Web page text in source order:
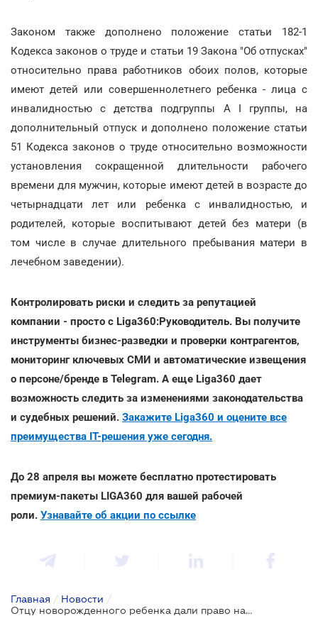
Законом также дополнено положение статьи 182-1
Кодекса законов о труде и статьи 19 Закона "Об отпусках"
относительно права работников обоих полов, которые
имеют детей или совершеннолетнего ребенка - лица с
инвалидностью с детства подгруппы А I группы, на
дополнительный отпуск и дополнено положение статьи
51 Кодекса законов о труде относительно возможности
установления сокращенной длительности рабочего
времени для мужчин, которые имеют детей в возрасте до
четырнадцати лет или ребенка с инвалидностью, и
родителей, которые воспитывают детей без матери (в
том числе в случае длительного пребывания матери в
лечебном заведении).
Контролировать риски и следить за репутацией
компании - просто с Liga360:Руководитель. Вы получите
инструменты бизнес-разведки и проверки контрагентов,
мониторинг ключевых СМИ и автоматические извещения
о персоне/бренде в Telegram. А еще Liga360 дает
возможность следить за изменениями законодательства
и судебных решений. Закажите Liga360 и оцените все
преимущества ІТ-решения уже сегодня.
До 28 апреля вы можете бесплатно протестировать
премиум-пакеты LIGA360 для вашей рабочей
роли. Узнавайте об акции по ссылке
Главная / Новости /
Отцу новорожденного ребенка дали право на двухнедельный оплачиваемый отпуск